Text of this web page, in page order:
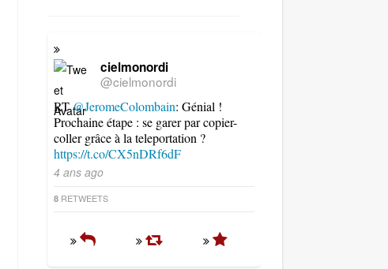
cielmonordi
@cielmonordi
RT@JeromeColombain: Génial !
Prochaine étape : se garer par copier-
coller grâce à la teleportation ?
https://t.co/CX5nDRf6dF
4 ans ago
8 RETWEETS